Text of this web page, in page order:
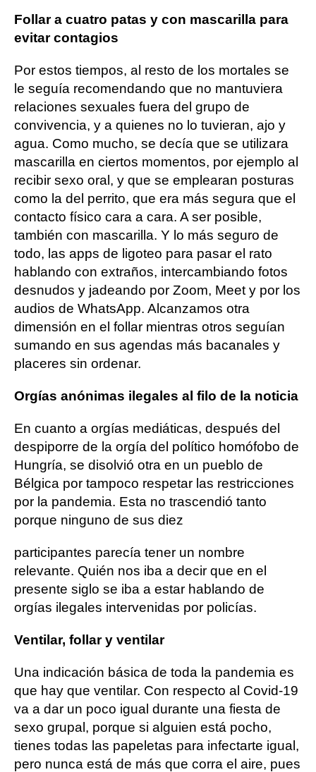
Follar a cuatro patas y con mascarilla para
evitar contagios
Por estos tiempos, al resto de los mortales se
le seguía recomendando que no mantuviera
relaciones sexuales fuera del grupo de
convivencia, y a quienes no lo tuvieran, ajo y
agua. Como mucho, se decía que se utilizara
mascarilla en ciertos momentos, por ejemplo al
recibir sexo oral, y que se emplearan posturas
como la del perrito, que era más segura que el
contacto físico cara a cara. A ser posible,
también con mascarilla. Y lo más seguro de
todo, las apps de ligoteo para pasar el rato
hablando con extraños, intercambiando fotos
desnudos y jadeando por Zoom, Meet y por los
audios de WhatsApp. Alcanzamos otra
dimensión en el follar mientras otros seguían
sumando en sus agendas más bacanales y
placeres sin ordenar.
Orgías anónimas ilegales al filo de la noticia
En cuanto a orgías mediáticas, después del
despiporre de la orgía del político homófobo de
Hungría, se disolvió otra en un pueblo de
Bélgica por tampoco respetar las restricciones
por la pandemia. Esta no trascendió tanto
porque ninguno de sus diez
participantes parecía tener un nombre
relevante. Quién nos iba a decir que en el
presente siglo se iba a estar hablando de
orgías ilegales intervenidas por policías.
Ventilar, follar y ventilar
Una indicación básica de toda la pandemia es
que hay que ventilar. Con respecto al Covid-19
va a dar un poco igual durante una fiesta de
sexo grupal, porque si alguien está pocho,
tienes todas las papeletas para infectarte igual,
pero nunca está de más que corra el aire, pues